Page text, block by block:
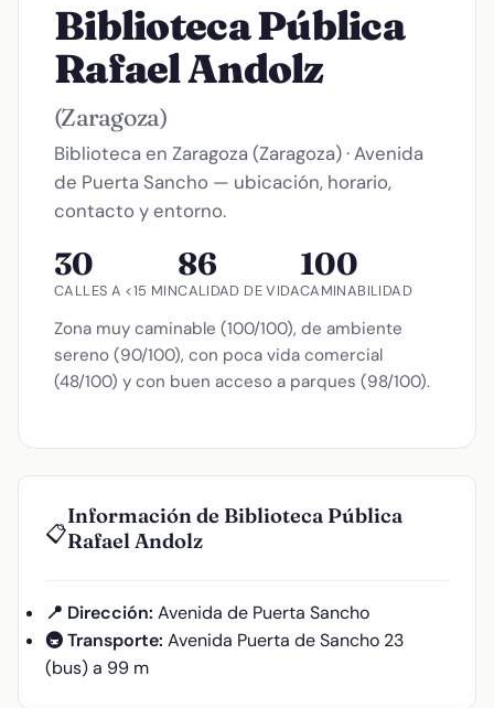
Biblioteca Pública
Rafael Andolz
(Zaragoza)
Biblioteca en Zaragoza (Zaragoza) · Avenida
de Puerta Sancho — ubicación, horario,
contacto y entorno.
30
CALLES A <15 MIN
86
CALIDAD DE VIDA
100
CAMINABILIDAD
Zona muy caminable (100/100), de ambiente
sereno (90/100), con poca vida comercial
(48/100) y con buen acceso a parques (98/100).
📋
Información de Biblioteca Pública
Rafael Andolz
📍 Dirección: Avenida de Puerta Sancho
🚇 Transporte: Avenida Puerta de Sancho 23
(bus) a 99 m